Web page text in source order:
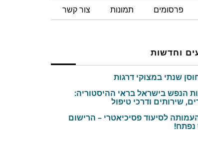
פרסומים תמונות צור קשר
וחדשות
שנתי במצוקי דרגות
הנפש בישראל בראי ההיסטוריה:
שירותים ודרכי טיפול
לסיעוד פסיכיאטרי – הרישום
נפתח!